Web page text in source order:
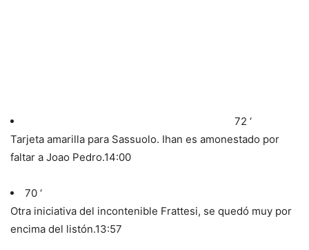
72 ‘
Tarjeta amarilla para Sassuolo. Ihan es amonestado por
faltar a Joao Pedro.14:00
70 ‘
Otra iniciativa del incontenible Frattesi, se quedó muy por
encima del listón.13:57